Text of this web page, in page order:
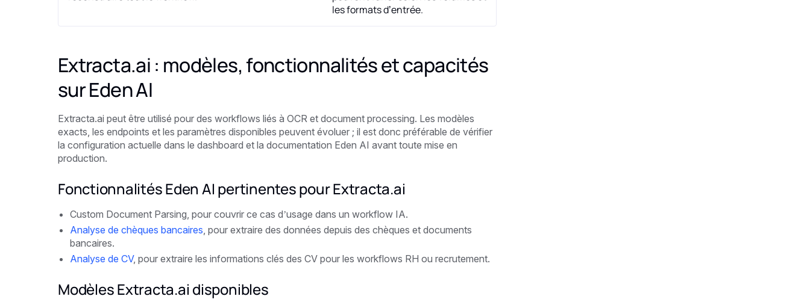
les formats d’entrée.
Extracta.ai : modèles, fonctionnalités et capacités
sur Eden AI
Extracta.ai peut être utilisé pour des workflows liés à OCR et document processing. Les modèles
exacts, les endpoints et les paramètres disponibles peuvent évoluer ; il est donc préférable de vérifier
la configuration actuelle dans le dashboard et la documentation Eden AI avant toute mise en
production.
Fonctionnalités Eden AI pertinentes pour Extracta.ai
Custom Document Parsing, pour couvrir ce cas d’usage dans un workflow IA.
Analyse de chèques bancaires, pour extraire des données depuis des chèques et documents
bancaires.
Analyse de CV, pour extraire les informations clés des CV pour les workflows RH ou recrutement.
Modèles Extracta.ai disponibles